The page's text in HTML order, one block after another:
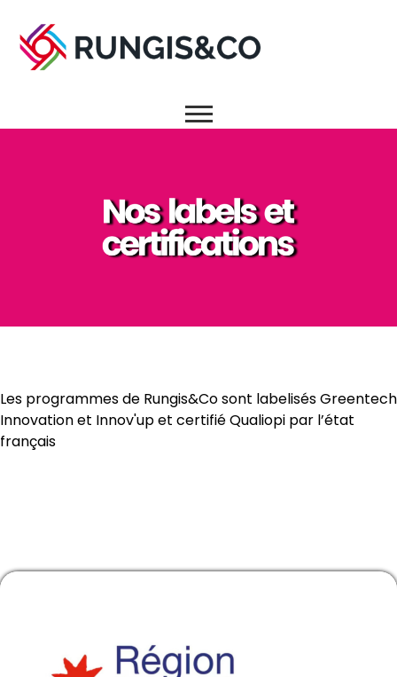
Les programmes de Rungis&Co sont labelisés Greentech
Innovation et Innov'up et certifié Qualiopi par l’état
français